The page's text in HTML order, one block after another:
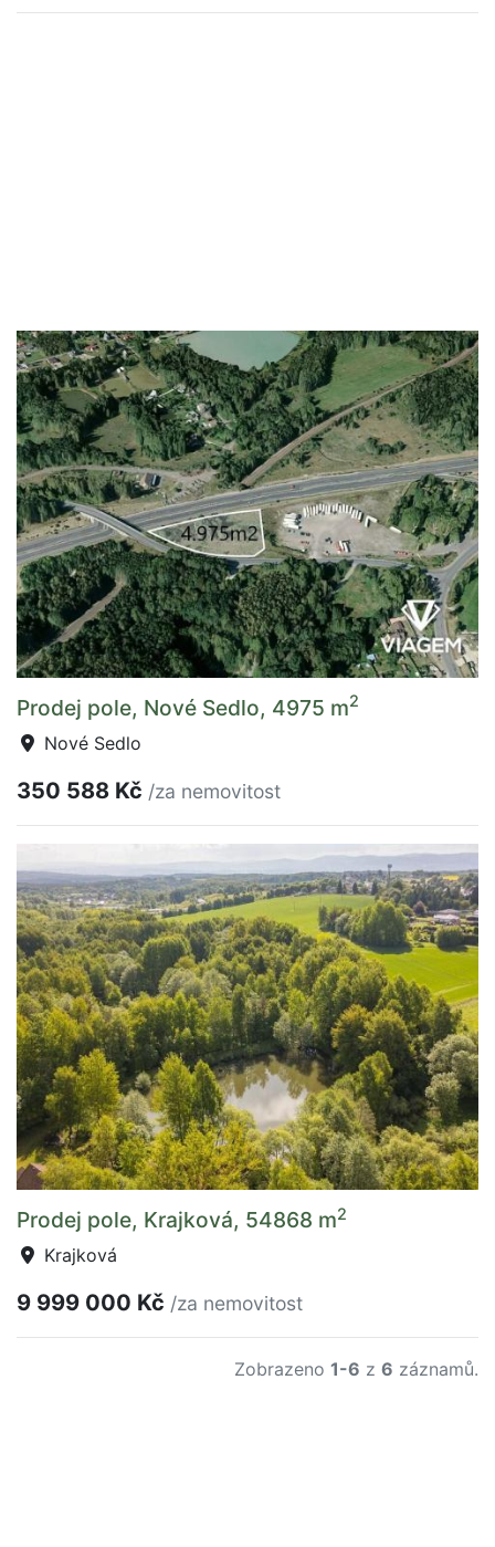
Prodej pole, Nové Sedlo, 4975 m2
Nové Sedlo
350 588 Kč /za nemovitost
Prodej pole, Krajková, 54868 m2
Krajková
9 999 000 Kč /za nemovitost
Zobrazeno 1-6 z 6 záznamů.